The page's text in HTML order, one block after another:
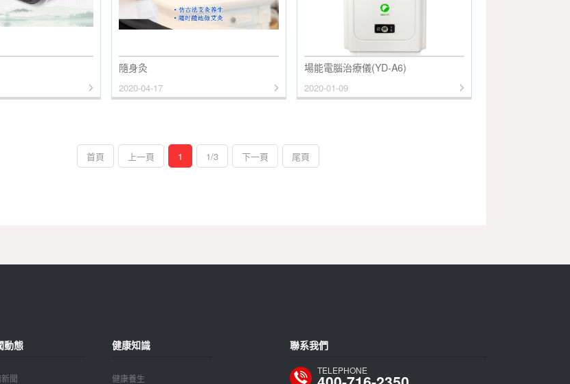
隨身灸
2020-04-17
場能電腦治療儀(YD-A6)
2020-01-09
首頁 上一頁 1 1/3 下一頁 尾頁
動態
聞
健康知識
健康養生
聯系我們
TELEPHONE